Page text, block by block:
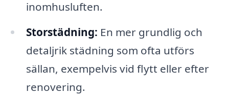
inomhusluften.
Storstädning: En mer grundlig och
detaljrik städning som ofta utförs
sällan, exempelvis vid flytt eller efter
renovering.